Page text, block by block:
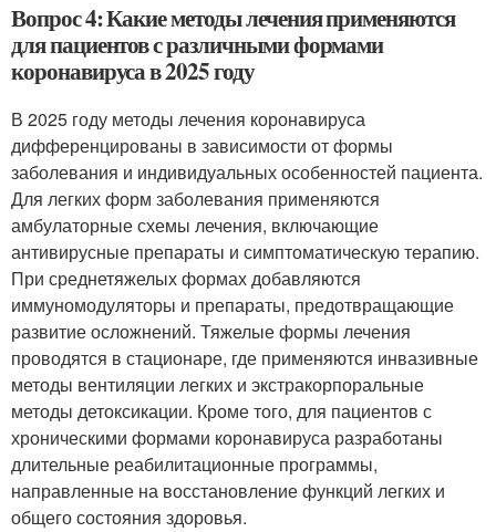
Вопрос 4: Какие методы лечения применяются
для пациентов с различными формами
коронавируса в 2025 году
В 2025 году методы лечения коронавируса
дифференцированы в зависимости от формы
заболевания и индивидуальных особенностей пациента.
Для легких форм заболевания применяются
амбулаторные схемы лечения, включающие
антивирусные препараты и симптоматическую терапию.
При среднетяжелых формах добавляются
иммуномодуляторы и препараты, предотвращающие
развитие осложнений. Тяжелые формы лечения
проводятся в стационаре, где применяются инвазивные
методы вентиляции легких и экстракорпоральные
методы детоксикации. Кроме того, для пациентов с
хроническими формами коронавируса разработаны
длительные реабилитационные программы,
направленные на восстановление функций легких и
общего состояния здоровья.